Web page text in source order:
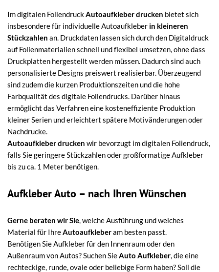
Im digitalen FoliendruckAutoaufkleber drucken bietet sich
insbesondere für individuelle Autoaufkleber in kleineren
Stückzahlen an. Druckdaten lassen sich durch den Digitaldruck
auf Folienmaterialien schnell und flexibel umsetzen, ohne dass
Druckplatten hergestellt werden müssen. Dadurch sind auch
personalisierte Designs preiswert realisierbar. Überzeugend
sind zudem die kurzen Produktionszeiten und die hohe
Farbqualität des digitale Foliendrucks. Darüber hinaus
ermöglicht das Verfahren eine kosteneffiziente Produktion
kleiner Serien und erleichtert spätere Motivänderungen oder
Nachdrucke.
Autoaufkleber drucken wir bevorzugt im digitalen Foliendruck,
falls Sie geringere Stückzahlen oder großformatige Aufkleber
bis zu ca. 1 Meter benötigen.
Aufkleber Auto – nach Ihren Wünschen
Gerne beraten wir Sie, welche Ausführung und welches
Material für IhreAutoaufkleberam besten passt.
Benötigen Sie Aufkleber für den Innenraum oder den
Außenraum von Autos? Suchen SieAuto Aufkleber, die eine
rechteckige, runde, ovale oder beliebige Form haben? Soll die